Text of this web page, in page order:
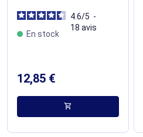
4.6/5 -
18 avis
En stock
12,85 €
shopping_cart